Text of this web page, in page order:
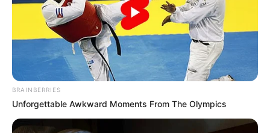
BRAINBERRIES
Unforgettable Awkward Moments From The Olympics